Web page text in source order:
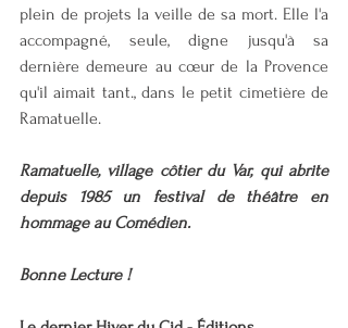
plein de projets la veille de sa mort. Elle l'a
accompagné, seule, digne jusqu'à sa
dernière demeure au cœur de la Provence
qu'il aimait tant., dans le petit cimetière de
Ramatuelle.
Ramatuelle, village côtier du Var, qui abrite
depuis 1985 un festival de théâtre en
hommage au Comédien.
Bonne Lecture !